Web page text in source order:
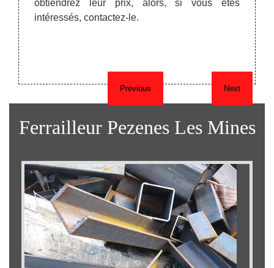
Previous
obtiendrez leur prix, alors, si vous êtes
intéressés, contactez-le.
des
de la
Next
Ferrailleur Pezenes Les Mines